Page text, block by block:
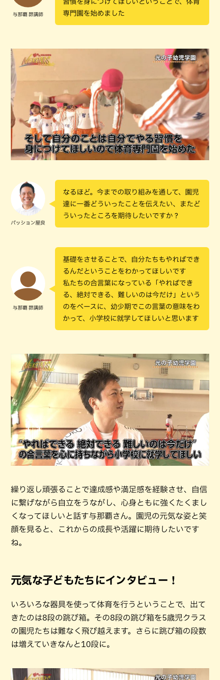
与那覇 昴講師
習慣を身につけてほしいということで、体育
専門園を始めました
パッション屋良
なるほど。今までの取り組みを通して、園児
達に一番どういったことを伝えたい、またど
ういったところを期待したいですか？
与那覇 昴講師
基礎をさせることで、自分たちもやればでき
るんだということをわかってほしいです
私たちの合言葉になっている「やればでき
る、絶対できる、難しいのは今だけ」という
のをベースに、幼少期でこの言葉の意味をわ
かって、小学校に就学してほしいと思います
繰り返し頑張ることで達成感や満足感を経験させ、自信
に繋げながら自立をうながし、心身ともに強くたくまし
くなってほしいと話す与那覇さん。園児の元気な姿と笑
顔を見ると、これからの成長や活躍に期待したいです
ね。
元気な子どもたちにインタビュー！
いろいろな器具を使って体育を行うということで、出て
きたのは8段の跳び箱。その8段の跳び箱を5歳児クラス
の園児たちは難なく飛び越えます。さらに跳び箱の段数
は増えていきなんと10段に。